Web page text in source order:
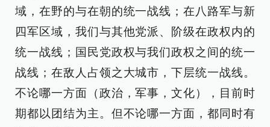
域，在野的与在朝的统一战线；在八路军与新
四军区域，我们与其他党派、阶级在政权内的
统一战线；国民党政权与我们政权之间的统一
战线；在敌人占领之大城市，下层统一战线。
不论哪一方面（政治，军事，文化），目前时
期都以团结为主。但不论哪一方面，都同时有